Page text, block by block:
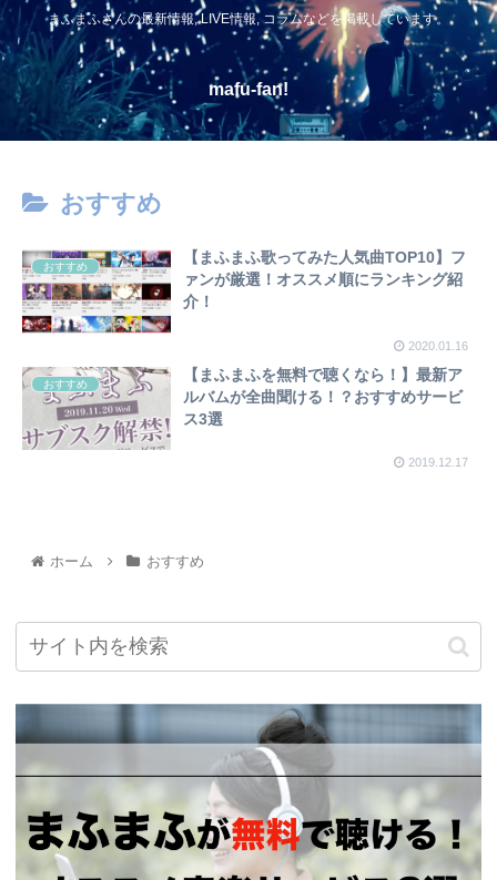
まふまふさんの最新情報, LIVE情報, コラムなどを掲載しています。
mafu-fan!
おすすめ
おすすめ
【まふまふ歌ってみた人気曲TOP10】フ
ァンが厳選！オススメ順にランキング紹
介！
2020.01.16
おすすめ
【まふまふを無料で聴くなら！】最新ア
ルバムが全曲聞ける！？おすすめサービ
ス3選
2019.12.17
ホーム おすすめ